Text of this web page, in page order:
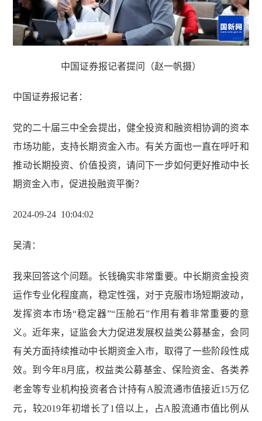
中国证券报记者提问（赵一帆摄）
中国证券报记者：
党的二十届三中全会提出，健全投资和融资相协调的资本
市场功能，支持长期资金入市。有关方面也一直在呼吁和
推动长期投资、价值投资，请问下一步如何更好推动中长
期资金入市，促进投融资平衡？
2024-09-24 10:04:02
吴清：
我来回答这个问题。长钱确实非常重要。中长期资金投资
运作专业化程度高，稳定性强，对于克服市场短期波动，
发挥资本市场“稳定器”“压舱石”作用有着非常重要的意
义。近年来，证监会大力促进发展权益类公募基金，会同
有关方面持续推动中长期资金入市，取得了一些阶段性成
效。到今年8月底，权益类公募基金、保险资金、各类养
老金等专业机构投资者合计持有A股流通市值接近15万亿
元，较2019年初增长了1倍以上，占A股流通市值比例从